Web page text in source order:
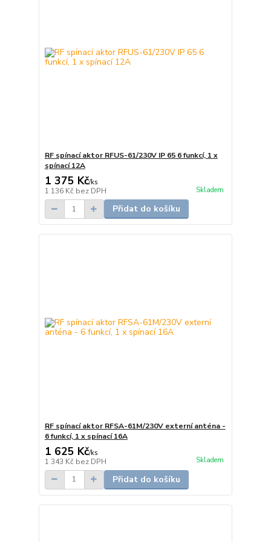
RF spínací aktor RFUS-61/230V IP 65 6 funkcí, 1 x
spínací 12A
1 375 Kč/ks
1 136 Kč bez DPH Skladem
Přidat do košíku
RF spínací aktor RFSA-61M/230V externí anténa -
6 funkcí, 1 x spínací 16A
1 625 Kč/ks
1 343 Kč bez DPH Skladem
Přidat do košíku